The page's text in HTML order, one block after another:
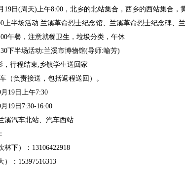
19日(周天)上午8:00，北乡的北站集合，西乡的西站集合，
上半场活动:兰溪革命烈士纪念馆、兰溪革命烈士纪念碑、
午餐，注意就餐卫生，垃圾分类，午休
下半场活动:兰溪市博物馆(导师:喻芳)
，行程结束,乡镇学生送回家
（负责接送，包括返程送回）。
19日上午7:30
19日7:30-16:00
溪汽车北站、汽车西站
林下）：13106422918
）：15397516313